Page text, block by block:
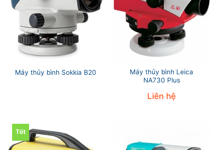
Máy thủy bình Sokkia B20
Máy thủy bình Leica
NA730 Plus
Liên hệ
Tốt